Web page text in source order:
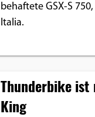
behaftete GSX-S
Italia.
Thunderbike ist
King